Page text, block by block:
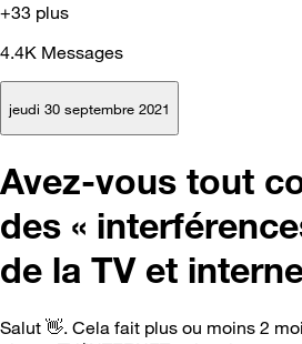
+33 plus
4.4K Messages
jeudi 30 septembre 2021
Avez-vous tout
des «
de la TV et
Salut 👋. Cela fait plus ou moins 2